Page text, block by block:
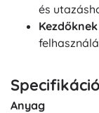
és
Anyag